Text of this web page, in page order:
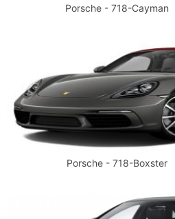
Porsche - 718-Cayman
Porsche - 718-Boxster